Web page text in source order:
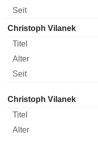
Christoph Vilanek
Verwaltungsratsmitglied
Christoph Vilanek